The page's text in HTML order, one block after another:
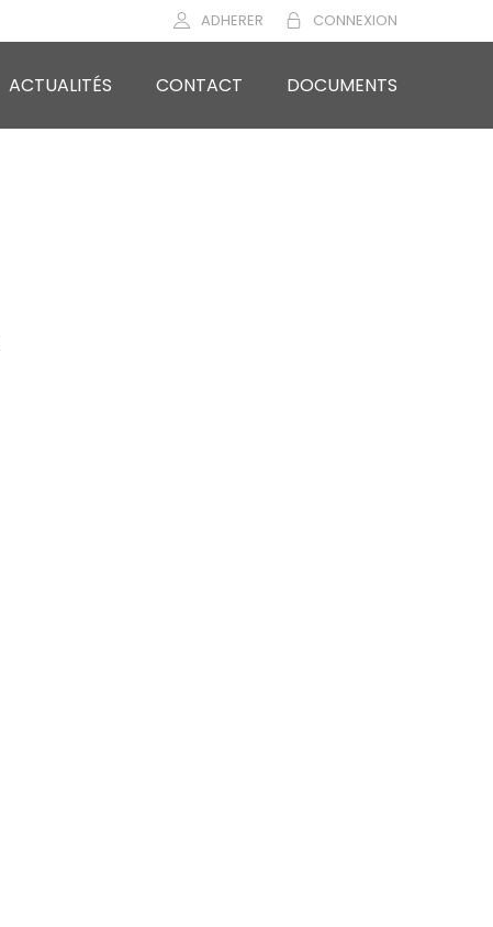
CONNEXION
ADHERER
ACTUALITÉS CONTACT DOCUMENTS